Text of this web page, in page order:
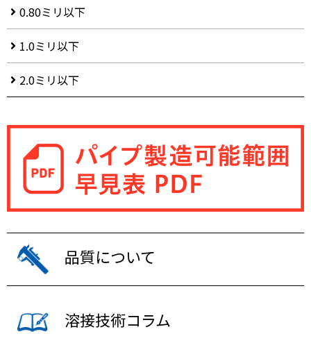
0.80ミリ以下
1.0ミリ以下
2.0ミリ以下
品質について
溶接技術コラム